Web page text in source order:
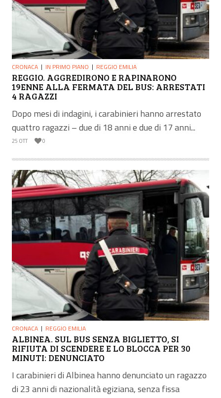
CRONACA IN PRIMO PIANO REGGIO EMILIA
REGGIO. AGGREDIRONO E RAPINARONO
19ENNE ALLA FERMATA DEL BUS: ARRESTATI
4 RAGAZZI
Dopo mesi di indagini, i carabinieri hanno arrestato
quattro ragazzi – due di 18 anni e due di 17 anni...
25 OTT 0
CRONACA REGGIO EMILIA
ALBINEA. SUL BUS SENZA BIGLIETTO, SI
RIFIUTA DI SCENDERE E LO BLOCCA PER 30
MINUTI: DENUNCIATO
I carabinieri di Albinea hanno denunciato un ragazzo
di 23 anni di nazionalità egiziana, senza fissa